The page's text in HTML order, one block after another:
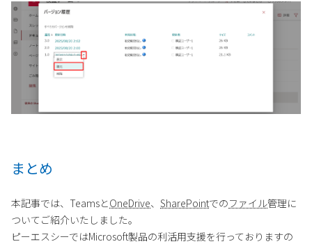
まとめ
本記事では、Teamsと OneDrive、 SharePointでのファイル管理に
ついてご紹介いたしました。
ピーエスシーではMicrosoft製品の利活用支援を行っておりますの